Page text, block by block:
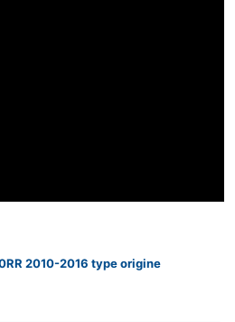
2010-2016 type origine